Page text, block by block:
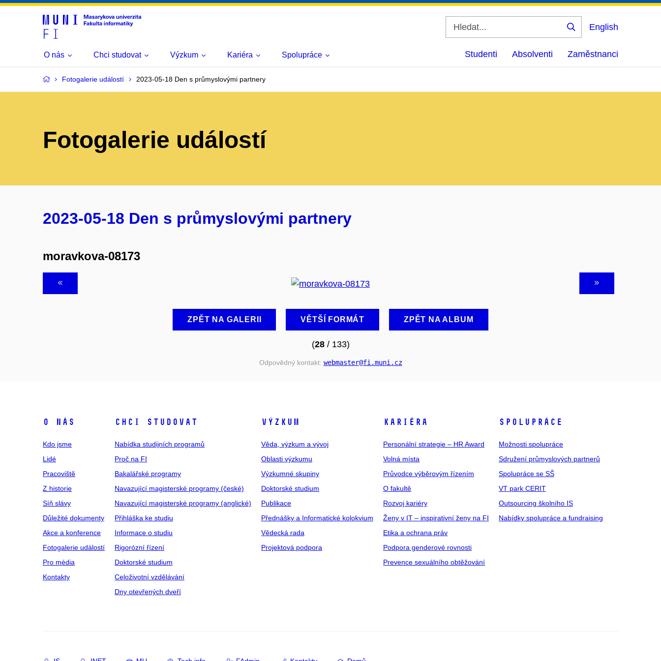
Vyhledat
English
O nás Chci studovat Výzkum Kariéra Spolupráce Studenti Absolventi Zaměstnanci
Fotogalerie událostí 2023-05-18 Den s průmyslovými partnery
Fotogalerie událostí
2023-05-18 Den s průmyslovými partnery
moravkova-08173
ZPĚT NA GALERII VĚTŠÍ FORMÁT ZPĚT NA ALBUM
(28/ 133)
Odpovědný kontakt: webmaster@fi .muni .cz
O NÁS
Kdo jsme
Lidé
Pracoviště
Z historie
Síň slávy
Důležité dokumenty
Akce a konference
Fotogalerie událostí
Pro média
Kontakty
CHCI STUDOVAT
Nabídka studijních programů
Proč na FI
Bakalářské programy
Navazující magisterské programy (české)
Navazující magisterské programy (anglické)
Přihláška ke studiu
Informace o studiu
Rigorózní řízení
Doktorské studium
Celoživotní vzdělávání
Dny otevřených dveří
VÝZKUM
Věda, výzkum a vývoj
Oblasti výzkumu
Výzkumné skupiny
Doktorské studium
Publikace
Přednášky a Informatické kolokvium
Vědecká rada
Projektová podpora
KARIÉRA
Personální strategie – HR Award
Volná místa
Průvodce výběrovým řízením
O fakultě
Rozvoj kariéry
Ženy v IT – inspirativní ženy na FI
Etika a ochrana práv
Podpora genderové rovnosti
Prevence sexuálního obtěžování
SPOLUPRÁCE
Možnosti spolupráce
Sdružení průmyslových partnerů
Spolupráce se SŠ
VT park CERIT
Outsourcing školního IS
Nabídky spolupráce a fundraising